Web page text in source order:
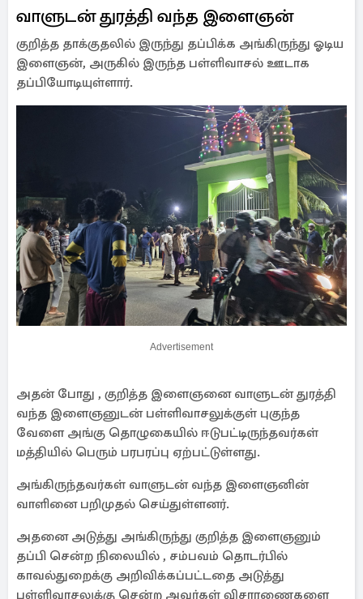
வாளுடன் துரத்தி வந்த இளைஞன்
குறித்த தாக்குதலில் இருந்து தப்பிக்க அங்கிருந்து ஓடிய
இளைஞன், அருகில் இருந்த பள்ளிவாசல் ஊடாக
தப்பியோடியுள்ளார்.
Advertisement
அதன் போது , குறித்த இளைஞனை வாளுடன் துரத்தி
வந்த இளைஞனுடன் பள்ளிவாசலுக்குள் புகுந்த
வேளை அங்கு தொழுகையில் ஈடுபட்டிருந்தவர்கள்
மத்தியில் பெரும் பரபரப்பு ஏற்பட்டுள்ளது.
அங்கிருந்தவர்கள் வாளுடன் வந்த இளைஞனின்
வாளினை பறிமுதல் செய்துள்ளனர்.
அதனை அடுத்து அங்கிருந்து குறித்த இளைஞனும்
தப்பி சென்ற நிலையில் , சம்பவம் தொடர்பில்
காவல்துறைக்கு அறிவிக்கப்பட்டதை அடுத்து
பள்ளிவாசலுக்கு சென்ற அவர்கள் விசாரணைகளை